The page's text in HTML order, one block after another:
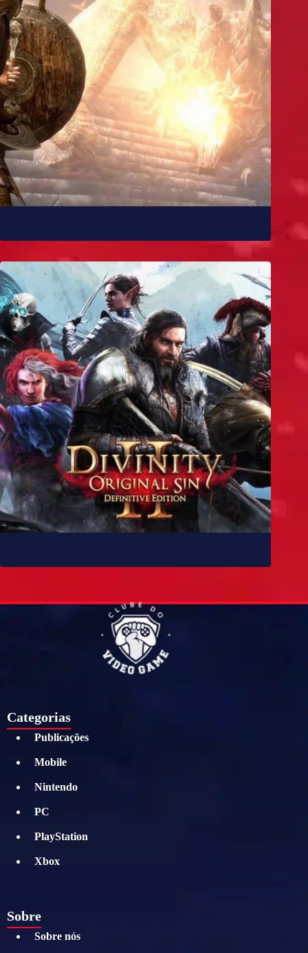
Categorias
Publicações
Mobile
Nintendo
PC
PlayStation
Xbox
Sobre
Sobre nós